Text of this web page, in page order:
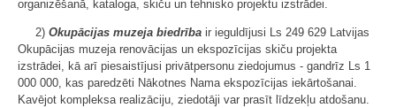
organizēšanā, kataloga, skiču un tehnisko projektu izstrādei.
2) Okupācijas muzeja biedrība ir ieguldījusi Ls 249 629 Latvijas
Okupācijas muzeja renovācijas un ekspozīcijas skiču projekta
izstrādei, kā arī piesaistījusi privātpersonu ziedojumus - gandrīz Ls 1
000 000, kas paredzēti Nākotnes Nama ekspozīcijas iekārtošanai.
Kavējot kompleksa realizāciju, ziedotāji var prasīt līdzekļu atdošanu.